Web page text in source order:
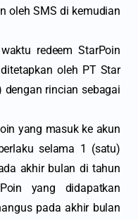
oleh SMS di kemudian
redeem StarPoin
oleh PT Star
dengan rincian sebagai
yang masuk ke akun
selama 1 (satu)
akhir bulan di tahun
yang didapatkan
pada akhir bulan